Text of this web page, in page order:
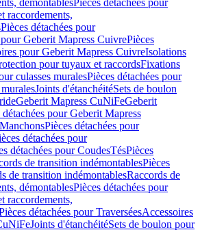
démontablesPièces détachées pour
raccordements,
Pièces détachées pour
Geberit Mapress CuivrePièces
pour Geberit Mapress CuivreIsolations
pour tuyaux et raccordsFixations
culasses muralesPièces détachées pour
Joints d'étanchéitéSets de boulon
Geberit Mapress CuNiFeGeberit
détachées pour Geberit Mapress
ManchonsPièces détachées pour
détachées pour
détachées pour CoudesTésPièces
de transition indémontablesPièces
de transition indémontablesRaccords de
démontablesPièces détachées pour
raccordements,
détachées pour TraverséesAccessoires
Joints d'étanchéitéSets de boulon pour